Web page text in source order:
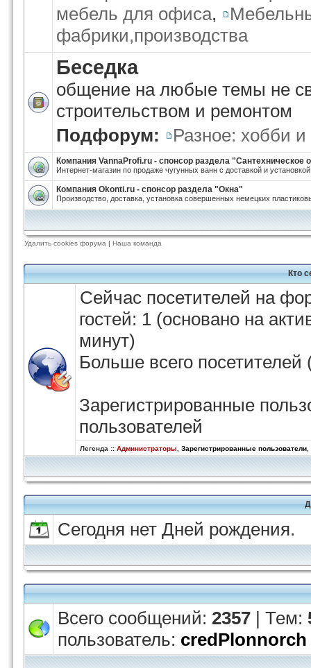
мебель для офиса,
фабрики,производства
Беседка
общение на любые темы не
строительством и ремонтом
Подфорум:
Разное: хобби
Компания VannaProfi.ru - спонсор раздела "Сантехническое
Интернет-магазин по продаже чугунных ванн с доставкой и
Компания Okonti.ru - спонсор раздела "Окна"
Производство, доставка, установка совершенных немецких
Удалить cookies форума | Наша команда
Кто
Сейчас посетителей на
гостей: 1 (основано на
минут)
Больше всего посетителей
Зарегистрированные
пользователей
Легенда :: Администраторы Зарегистрированные пользователи
Сегодня нет Дней рождения.
Всего сообщений: 2357 | Тем:
пользователь: credPlonnorch